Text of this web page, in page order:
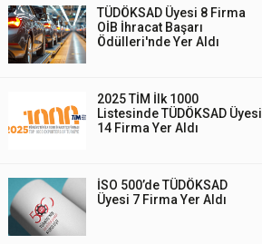
TÜDÖKSAD Üyesi 8 Firma
OİB İhracat Başarı
Ödülleri'nde Yer Aldı
2025 TİM İlk 1000
Listesinde TÜDÖKSAD Üyesi
14 Firma Yer Aldı
İSO 500’de TÜDÖKSAD
Üyesi 7 Firma Yer Aldı